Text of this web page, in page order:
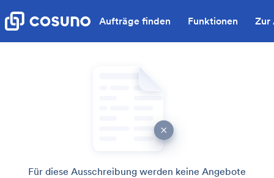
Aufträge finden Funktionen Zur
Für diese Ausschreibung werden keine Angebote